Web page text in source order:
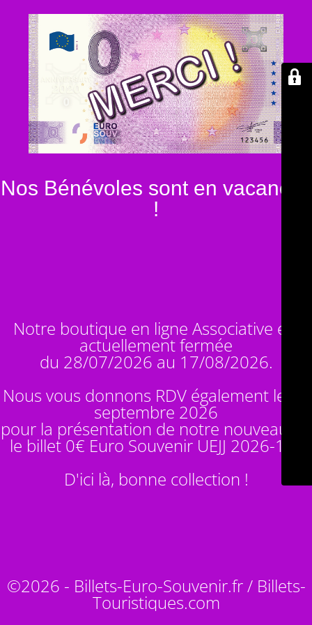
Nos Bénévoles sont en vacances
!
Notre boutique en ligne Associative est
actuellement fermée
du 28/07/2026 au 17/08/2026.
Nous vous donnons RDV également le 14
septembre 2026
pour la présentation de notre nouveauté :
le billet 0€ Euro Souvenir UEJJ 2026-10
D'ici là, bonne collection !
©2026 - Billets-Euro-Souvenir.fr / Billets-
Touristiques.com